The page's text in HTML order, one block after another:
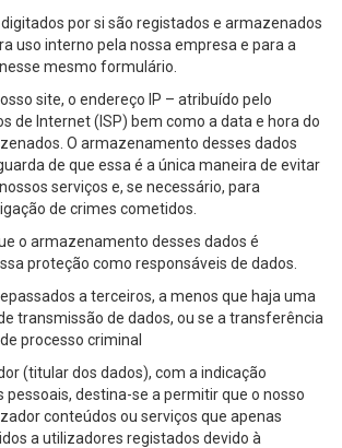
por si são registados e armazenados
uso interno pela nossa empresa e para a
mesmo formulário.
site, o endereço IP – atribuído pelo
de Internet (ISP) bem como a data e hora do
O armazenamento desses dados
de que essa é a única maneira de evitar
serviços e, se necessário, para
de crimes cometidos.
o armazenamento desses dados é
proteção como responsáveis de dados.
a terceiros, a menos que haja uma
transmissão de dados, ou se a transferência
processo criminal
(titular dos dados), com a indicação
pessoais, destina-se a permitir que o nosso
conteúdos ou serviços que apenas
a utilizadores registados devido à